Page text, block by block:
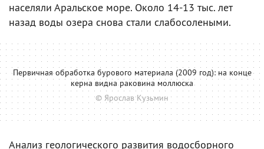
населяли Аральское море. Около 14-13 тыс. лет
назад воды озера снова стали слабосолеными.
Первичная обработка бурового материала (2009 год): на конце
керна видна раковина моллюска
© Ярослав Кузьмин
Анализ геологического развития водосборного